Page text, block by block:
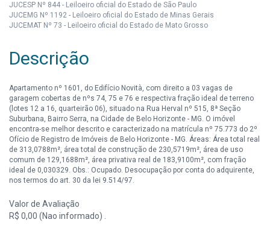
JUCESP Nº 844 - Leiloeiro oficial do Estado de São Paulo
JUCEMG Nº 1192 - Leiloeiro oficial do Estado de Minas Gerais
JUCEMAT Nº 73 - Leiloeiro oficial do Estado de Mato Grosso
Descrição
Apartamento nº 1601, do Edifício Novità, com direito a 03 vagas de
garagem cobertas de nºs 74, 75 e 76 e respectiva fração ideal de terreno
(lotes 12 a 16, quarteirão 06), situado na Rua Herval nº 515, 8ª Seção
Suburbana, Bairro Serra, na Cidade de Belo Horizonte - MG. O imóvel
encontra-se melhor descrito e caracterizado na matrícula nº 75.773 do 2º
Ofício de Registro de Imóveis de Belo Horizonte - MG. Áreas: Área total real
de 313,0788m², área total de construção de 230,5719m², área de uso
comum de 129,1688m², área privativa real de 183,9100m², com fração
ideal de 0,030329. Obs.: Ocupado. Desocupação por conta do adquirente,
nos termos do art. 30 da lei 9.514/97.
Valor de Avaliação
R$ 0,00 (Nao informado) .